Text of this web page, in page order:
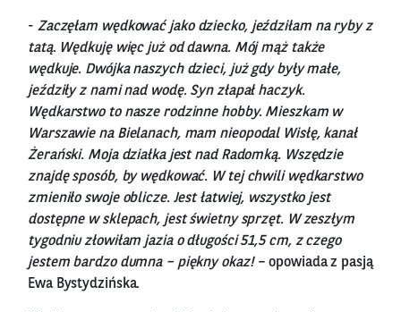
- Zaczęłam wędkować jako dziecko, jeździłam na ryby z
tatą. Wędkuję więc już od dawna. Mój mąż także
wędkuje. Dwójka naszych dzieci, już gdy były małe,
jeździły z nami nad wodę. Syn złapał haczyk.
Wędkarstwo to nasze rodzinne hobby. Mieszkam w
Warszawie na Bielanach, mam nieopodal Wisłę, kanał
Żerański. Moja działka jest nad Radomką. Wszędzie
znajdę sposób, by wędkować. W tej chwili wędkarstwo
zmieniło swoje oblicze. Jest łatwiej, wszystko jest
dostępne w sklepach, jest świetny sprzęt. W zeszłym
tygodniu złowiłam jazia o długości 51,5 cm, z czego
jestem bardzo dumna – piękny okaz!– opowiada z pasją
Ewa Bystydzińska.